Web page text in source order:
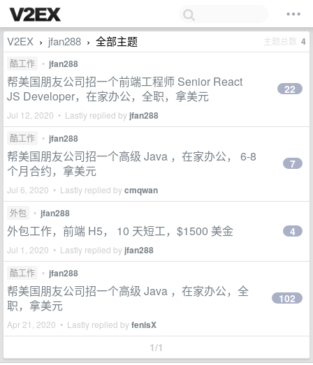
V2EX › jfan288 › 全部主题 主题总数 4
酷工作 • jfan288
帮美国朋友公司招一个前端工程师 Senior React
JS Developer，在家办公，全职，拿美元
Jul 12, 2020 • Lastly replied by jfan288
22
酷工作 • jfan288
帮美国朋友公司招一个高级 Java ，在家办公， 6-8
个月合约，拿美元
Jul 6, 2020 • Lastly replied bycmqwan
7
外包 • jfan288
外包工作，前端 H5， 10 天短工，$1500 美金
Jul 1, 2020 • Lastly replied by jfan288
4
酷工作 • jfan288
帮美国朋友公司招一个高级 Java ，在家办公，全
职，拿美元
Apr 21, 2020 • Lastly replied byfenisX
102
1/1